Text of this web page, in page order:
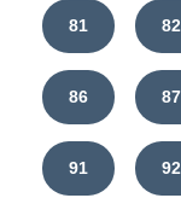
81 82
86 87
91 92